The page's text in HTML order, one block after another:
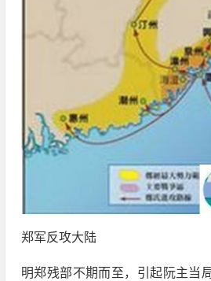
郑军反攻大陆
明郑残部不期而至，引起阮主当